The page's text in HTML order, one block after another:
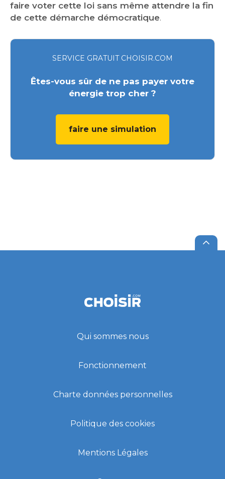
faire voter cette loi sans même attendre la fin
de cette démarche démocratique.
SERVICE GRATUIT CHOISIR.COM
Êtes-vous sûr de ne pas payer votre
énergie trop cher ?
faire une simulation
Qui sommes nous
Fonctionnement
Charte données personnelles
Politique des cookies
Mentions Légales